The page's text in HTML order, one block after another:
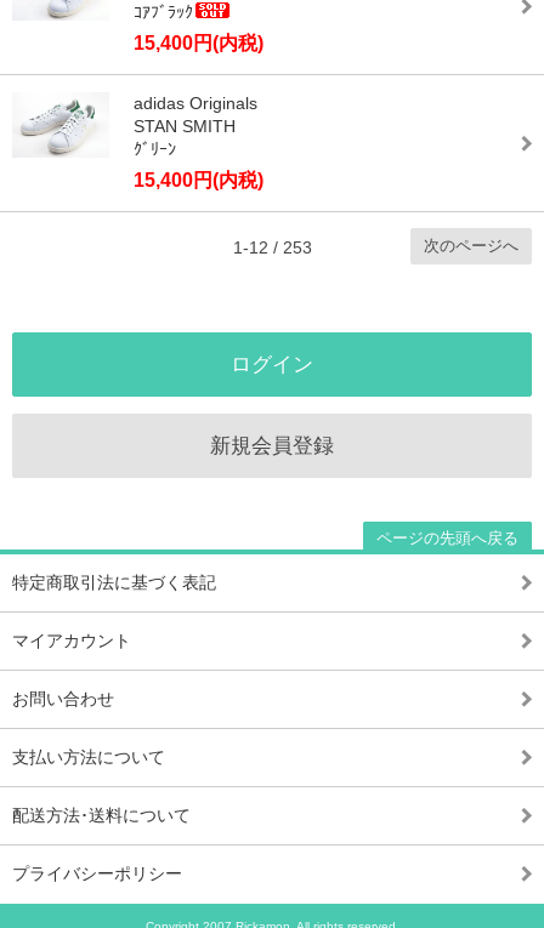
ｺｱﾌﾞﾗｯｸ
15,400円(内税)
adidas Originals
STAN SMITH
ｸﾞﾘｰﾝ
15,400円(内税)
1-12 / 253 次のページへ
ログイン
新規会員登録
ページの先頭へ戻る
特定商取引法に基づく表記
マイアカウント
お問い合わせ
支払い方法について
配送方法･送料について
プライバシーポリシー